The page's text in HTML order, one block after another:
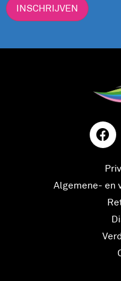
INSCHRIJVEN
Algemene- en